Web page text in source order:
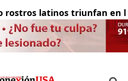
latinos triunfan en la